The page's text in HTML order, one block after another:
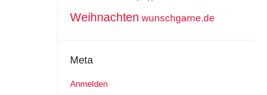
Weihnachten wunschgarne.de
Meta
Anmelden